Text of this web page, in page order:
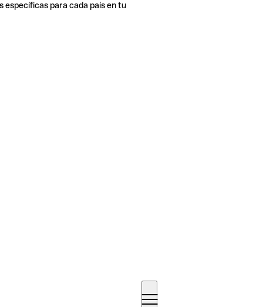
específicas para cada país en tu